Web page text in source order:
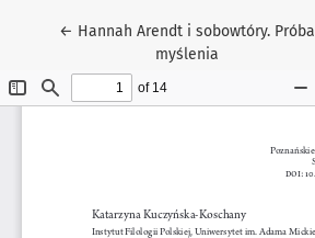
← Wróć do szczegółów artykułu
Hannah Arendt i sobowtóry. Próba
myślenia